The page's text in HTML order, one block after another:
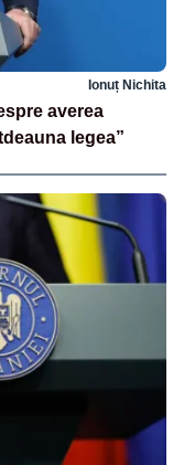
Ionuț Nichita
averea
legea”